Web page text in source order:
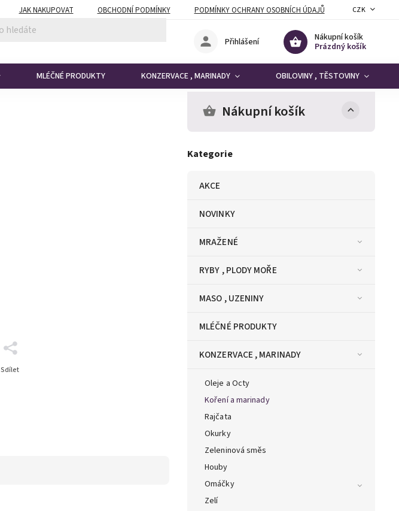
JAK NAKUPOVAT OBCHODNÍ PODMÍNKY PODMÍNKY OCHRANY OSOBNÍCH ÚDAJŮ CZK
Nákupní košík
Prázdný košík
Přihlášení
MLÉČNÉ PRODUKTY KONZERVACE , MARINADY OBILOVINY , TĚSTOVINY
Nákupní košík
Kategorie
AKCE
NOVINKY
MRAŽENÉ
RYBY , PLODY MOŘE
MASO , UZENINY
MLÉČNÉ PRODUKTY
KONZERVACE , MARINADY
Oleje a Octy
Koření a marinady
Rajčata
Okurky
Zeleninová směs
Houby
Omáčky
Zelí
Sdílet